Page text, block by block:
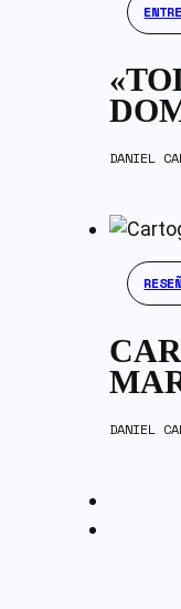
DANIEL
DANIEL